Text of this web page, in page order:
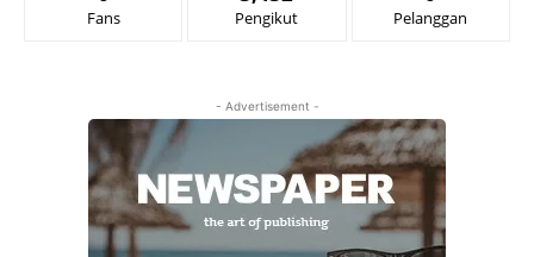
Fans Pengikut Pelanggan
- Advertisement -